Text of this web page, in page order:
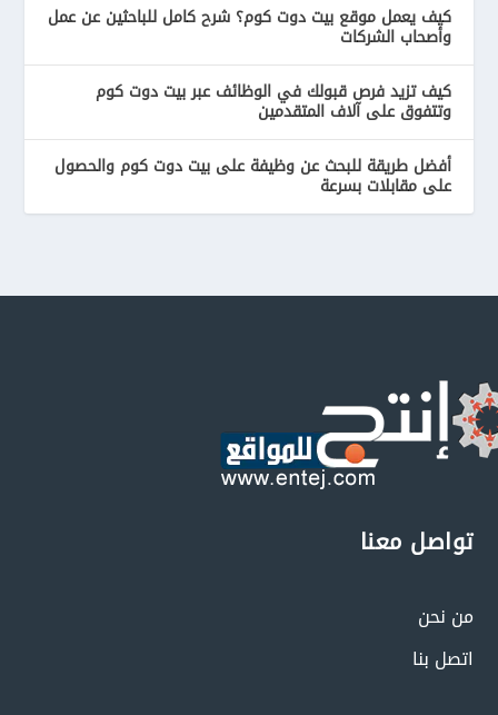
كيف يعمل موقع بيت دوت كوم؟ شرح كامل للباحثين عن عمل
وأصحاب الشركات
كيف تزيد فرص قبولك في الوظائف عبر بيت دوت كوم
وتتفوق على آلاف المتقدمين
أفضل طريقة للبحث عن وظيفة على بيت دوت كوم والحصول
على مقابلات بسرعة
تواصل معنا
من نحن
اتصل بنا